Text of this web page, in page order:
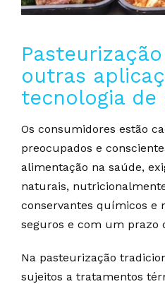
outras
tecnologia de
Os consumidores estão
preocupados e
alimentação na saúde,
naturais,
conservantes químicos e
seguros e com um prazo
Na pasteurização
sujeitos a tratamentos